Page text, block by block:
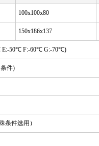
100x100x80
150x186x137
50℃ F:-60℃ G:-70℃)
件)
件选用）